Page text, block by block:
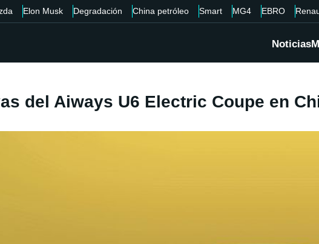
Elon Musk Degradación China petróleo Smart MG4 EBRO
Noticias
del Aiways U6 Electric Coupe en